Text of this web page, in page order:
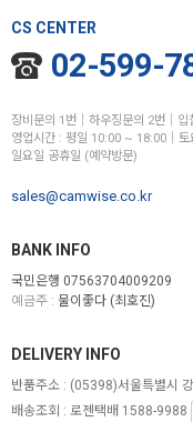
CS CENTER
02-599-
장비문의 1번│하우징문의 2번│입
영업시간 : 평일 10:00 ~ 18:00│
일요일 공휴일 (예약방문)
sales@camwise.co.kr
BANK INFO
국민은행 07563704009209
예금주 : 물이좋다 (최호진)
DELIVERY INFO
반품주소 : (05398)서울특별시
배송조회 : 로젠택배 1588-9988